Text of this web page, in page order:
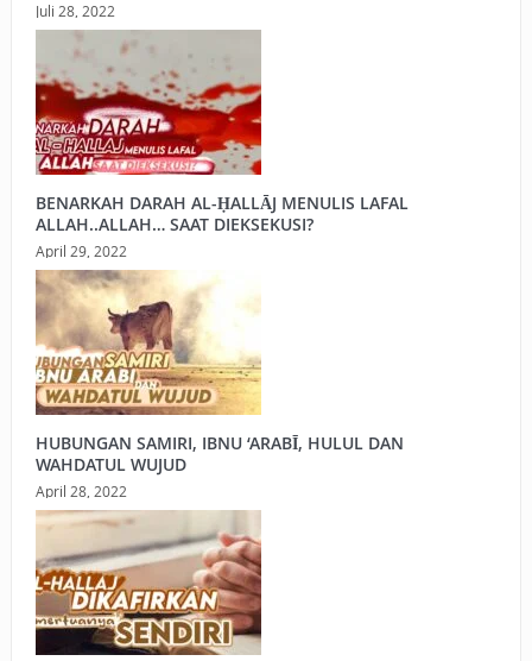
Juli 28, 2022
BENARKAH DARAH AL-ḤALLĀJ MENULIS LAFAL
ALLAH..ALLAH… SAAT DIEKSEKUSI?
April 29, 2022
HUBUNGAN SAMIRI, IBNU ‘ARABĪ, HULUL DAN
WAHDATUL WUJUD
April 28, 2022